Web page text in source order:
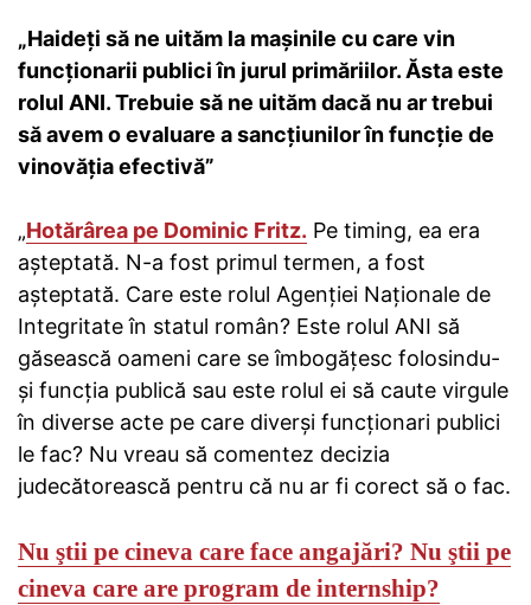
„Haideți să ne uităm la mașinile cu care vin
funcționarii publici în jurul primăriilor. Ăsta este
rolul ANI. Trebuie să ne uităm dacă nu ar trebui
să avem o evaluare a sancțiunilor în funcție de
vinovăția efectivă”
„Hotărârea pe Dominic Fritz. Pe timing, ea era
așteptată. N-a fost primul termen, a fost
așteptată. Care este rolul Agenției Naționale de
Integritate în statul român? Este rolul ANI să
găsească oameni care se îmbogățesc folosindu-
și funcția publică sau este rolul ei să caute virgule
în diverse acte pe care diverși funcționari publici
le fac? Nu vreau să comentez decizia
judecătorească pentru că nu ar fi corect să o fac.
Nu ştii pe cineva care face angajări? Nu ştii pe
cineva care are program de internship?